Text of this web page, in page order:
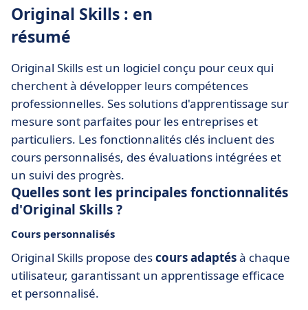
Original Skills : en
résumé
Original Skills est un logiciel conçu pour ceux qui
cherchent à développer leurs compétences
professionnelles. Ses solutions d'apprentissage sur
mesure sont parfaites pour les entreprises et
particuliers. Les fonctionnalités clés incluent des
cours personnalisés, des évaluations intégrées et
un suivi des progrès.
Quelles sont les principales fonctionnalités
d'Original Skills ?
Cours personnalisés
Original Skills propose descours adaptésà chaque
utilisateur, garantissant un apprentissage efficace
et personnalisé.